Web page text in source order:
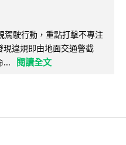
駕駛行動，重點打擊不專注
違規即由地面交通警截
...
閱讀全文